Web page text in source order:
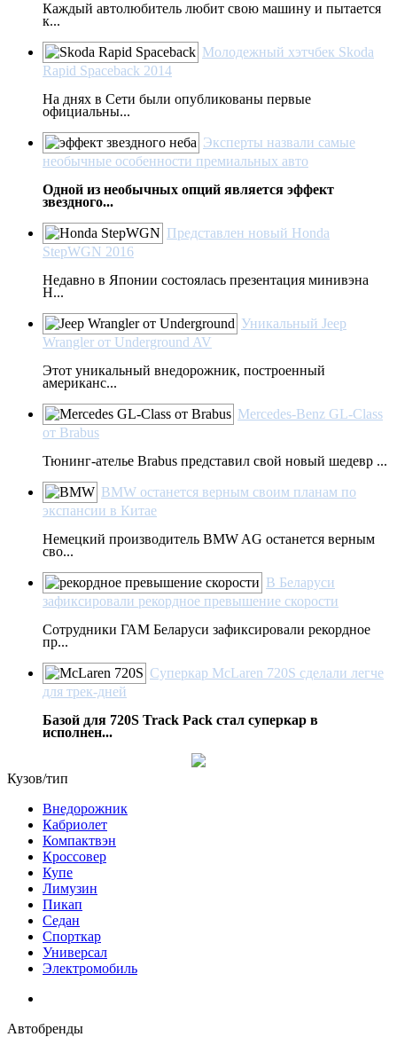
Каждый автолюбитель любит свою машину и пытается
к...
Молодежный хэтчбек Skoda
Rapid Spaceback 2014
На днях в Сети были опубликованы первые
официальны...
Эксперты назвали самые
необычные особенности премиальных авто
Одной из необычных опций является эффект
звездного...
Представлен новый Honda
StepWGN 2016
Недавно в Японии состоялась презентация минивэна
H...
Уникальный Jeep
Wrangler от Underground AV
Этот уникальный внедорожник, построенный
американс...
Mercedes-Benz GL-Class
от Brabus
Тюнинг-ателье Brabus представил свой новый шедевр ...
BMW останется верным своим планам по
экспансии в Китае
Немецкий производитель BMW AG останется верным
сво...
В Беларуси
зафиксировали рекордное превышение скорости
Сотрудники ГАМ Беларуси зафиксировали рекордное
пр...
Суперкар McLaren 720S сделали легче
для трек-дней
Базой для 720S Track Pack стал суперкар в
исполнен...
Кузов/тип
Внедорожник
Кабриолет
Компактвэн
Кроссовер
Купе
Лимузин
Пикап
Седан
Спорткар
Универсал
Электромобиль
Автобренды